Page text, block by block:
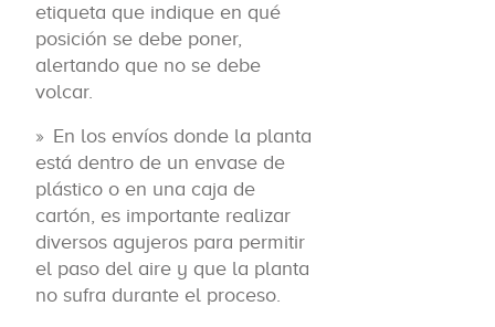
etiqueta que indique en qué
posición se debe poner,
alertando que no se debe
volcar.
En los envíos donde la planta
está dentro de un envase de
plástico o en una caja de
cartón, es importante realizar
diversos agujeros para permitir
el paso del aire y que la planta
no sufra durante el proceso.